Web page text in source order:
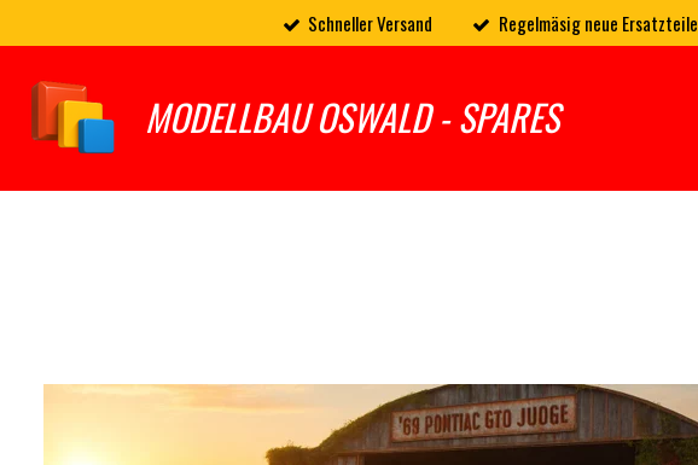
Hauptinhalt
springen
Schneller Versand Regelmäsig neue Ersatzteile
MODELLBAU OSWALD - SPARES